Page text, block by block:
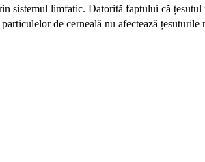
sistemul limfatic. Datorită faptului că țesutul
de cerneală nu afectează țesuturile